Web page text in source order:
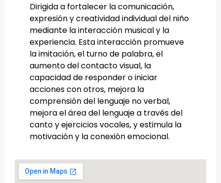
Dirigida a fortalecer la comunicación,
expresión y creatividad individual del niño
mediante la interacción musical y la
experiencia. Esta interacción promueve
la imitación, el turno de palabra, el
aumento del contacto visual, la
capacidad de responder o iniciar
acciones con otros, mejora la
comprensión del lenguaje no verbal,
mejora el área del lenguaje a través del
canto y ejercicios vocales, y estimula la
motivación y la conexión emocional.